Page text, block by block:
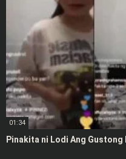
01:34
Pinakita ni Lodi Ang